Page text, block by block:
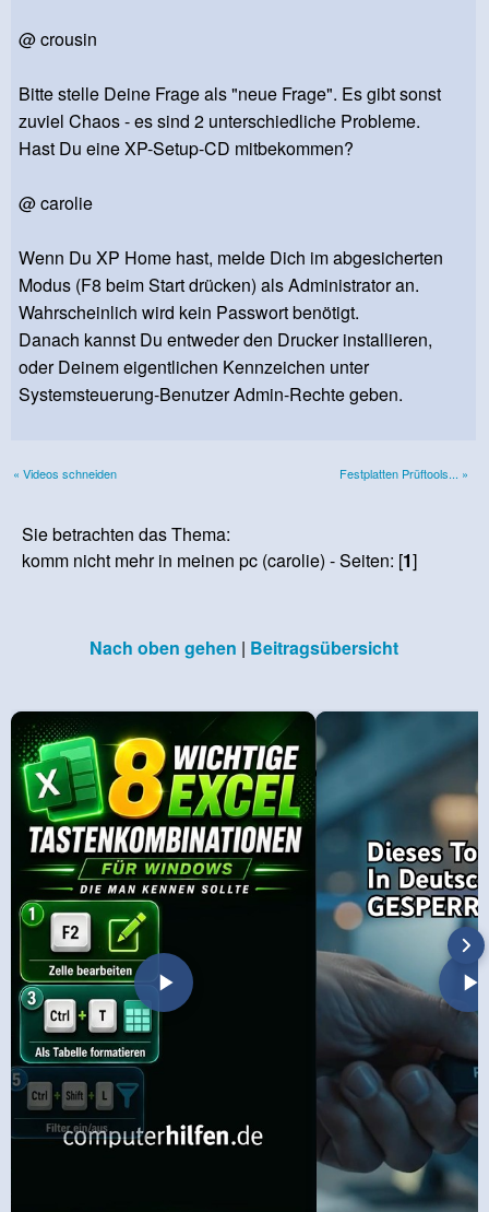
@ crousin
Bitte stelle Deine Frage als "neue Frage". Es gibt sonst
zuviel Chaos - es sind 2 unterschiedliche Probleme.
Hast Du eine XP-Setup-CD mitbekommen?
@ carolie
Wenn Du XP Home hast, melde Dich im abgesicherten
Modus (F8 beim Start drücken) als Administrator an.
Wahrscheinlich wird kein Passwort benötigt.
Danach kannst Du entweder den Drucker installieren,
oder Deinem eigentlichen Kennzeichen unter
Systemsteuerung-Benutzer Admin-Rechte geben.
« Videos schneiden Festplatten Prüftools... »
Sie betrachten das Thema:
komm nicht mehr in meinen pc (carolie) - Seiten: [1]
Nach oben gehen | Beitragsübersicht